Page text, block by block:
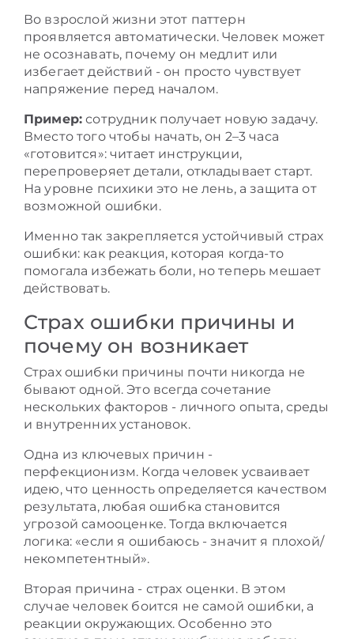
Во взрослой жизни этот паттерн
проявляется автоматически. Человек может
не осознавать, почему он медлит или
избегает действий - он просто чувствует
напряжение перед началом.
Пример: сотрудник получает новую задачу.
Вместо того чтобы начать, он 2–3 часа
«готовится»: читает инструкции,
перепроверяет детали, откладывает старт.
На уровне психики это не лень, а защита от
возможной ошибки.
Именно так закрепляется устойчивый страх
ошибки: как реакция, которая когда-то
помогала избежать боли, но теперь мешает
действовать.
Страх ошибки причины и
почему он возникает
Страх ошибки причины почти никогда не
бывают одной. Это всегда сочетание
нескольких факторов - личного опыта, среды
и внутренних установок.
Одна из ключевых причин -
перфекционизм. Когда человек усваивает
идею, что ценность определяется качеством
результата, любая ошибка становится
угрозой самооценке. Тогда включается
логика: «если я ошибаюсь - значит я плохой/
некомпетентный».
Вторая причина - страх оценки. В этом
случае человек боится не самой ошибки, а
реакции окружающих. Особенно это